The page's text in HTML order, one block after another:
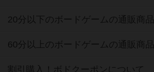
20分以下のボードゲームの通販商品
60分以上のボードゲームの通販商品
割引購入！ボドクーポンについて